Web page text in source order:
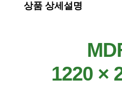
상품 상세설명
1220 ×